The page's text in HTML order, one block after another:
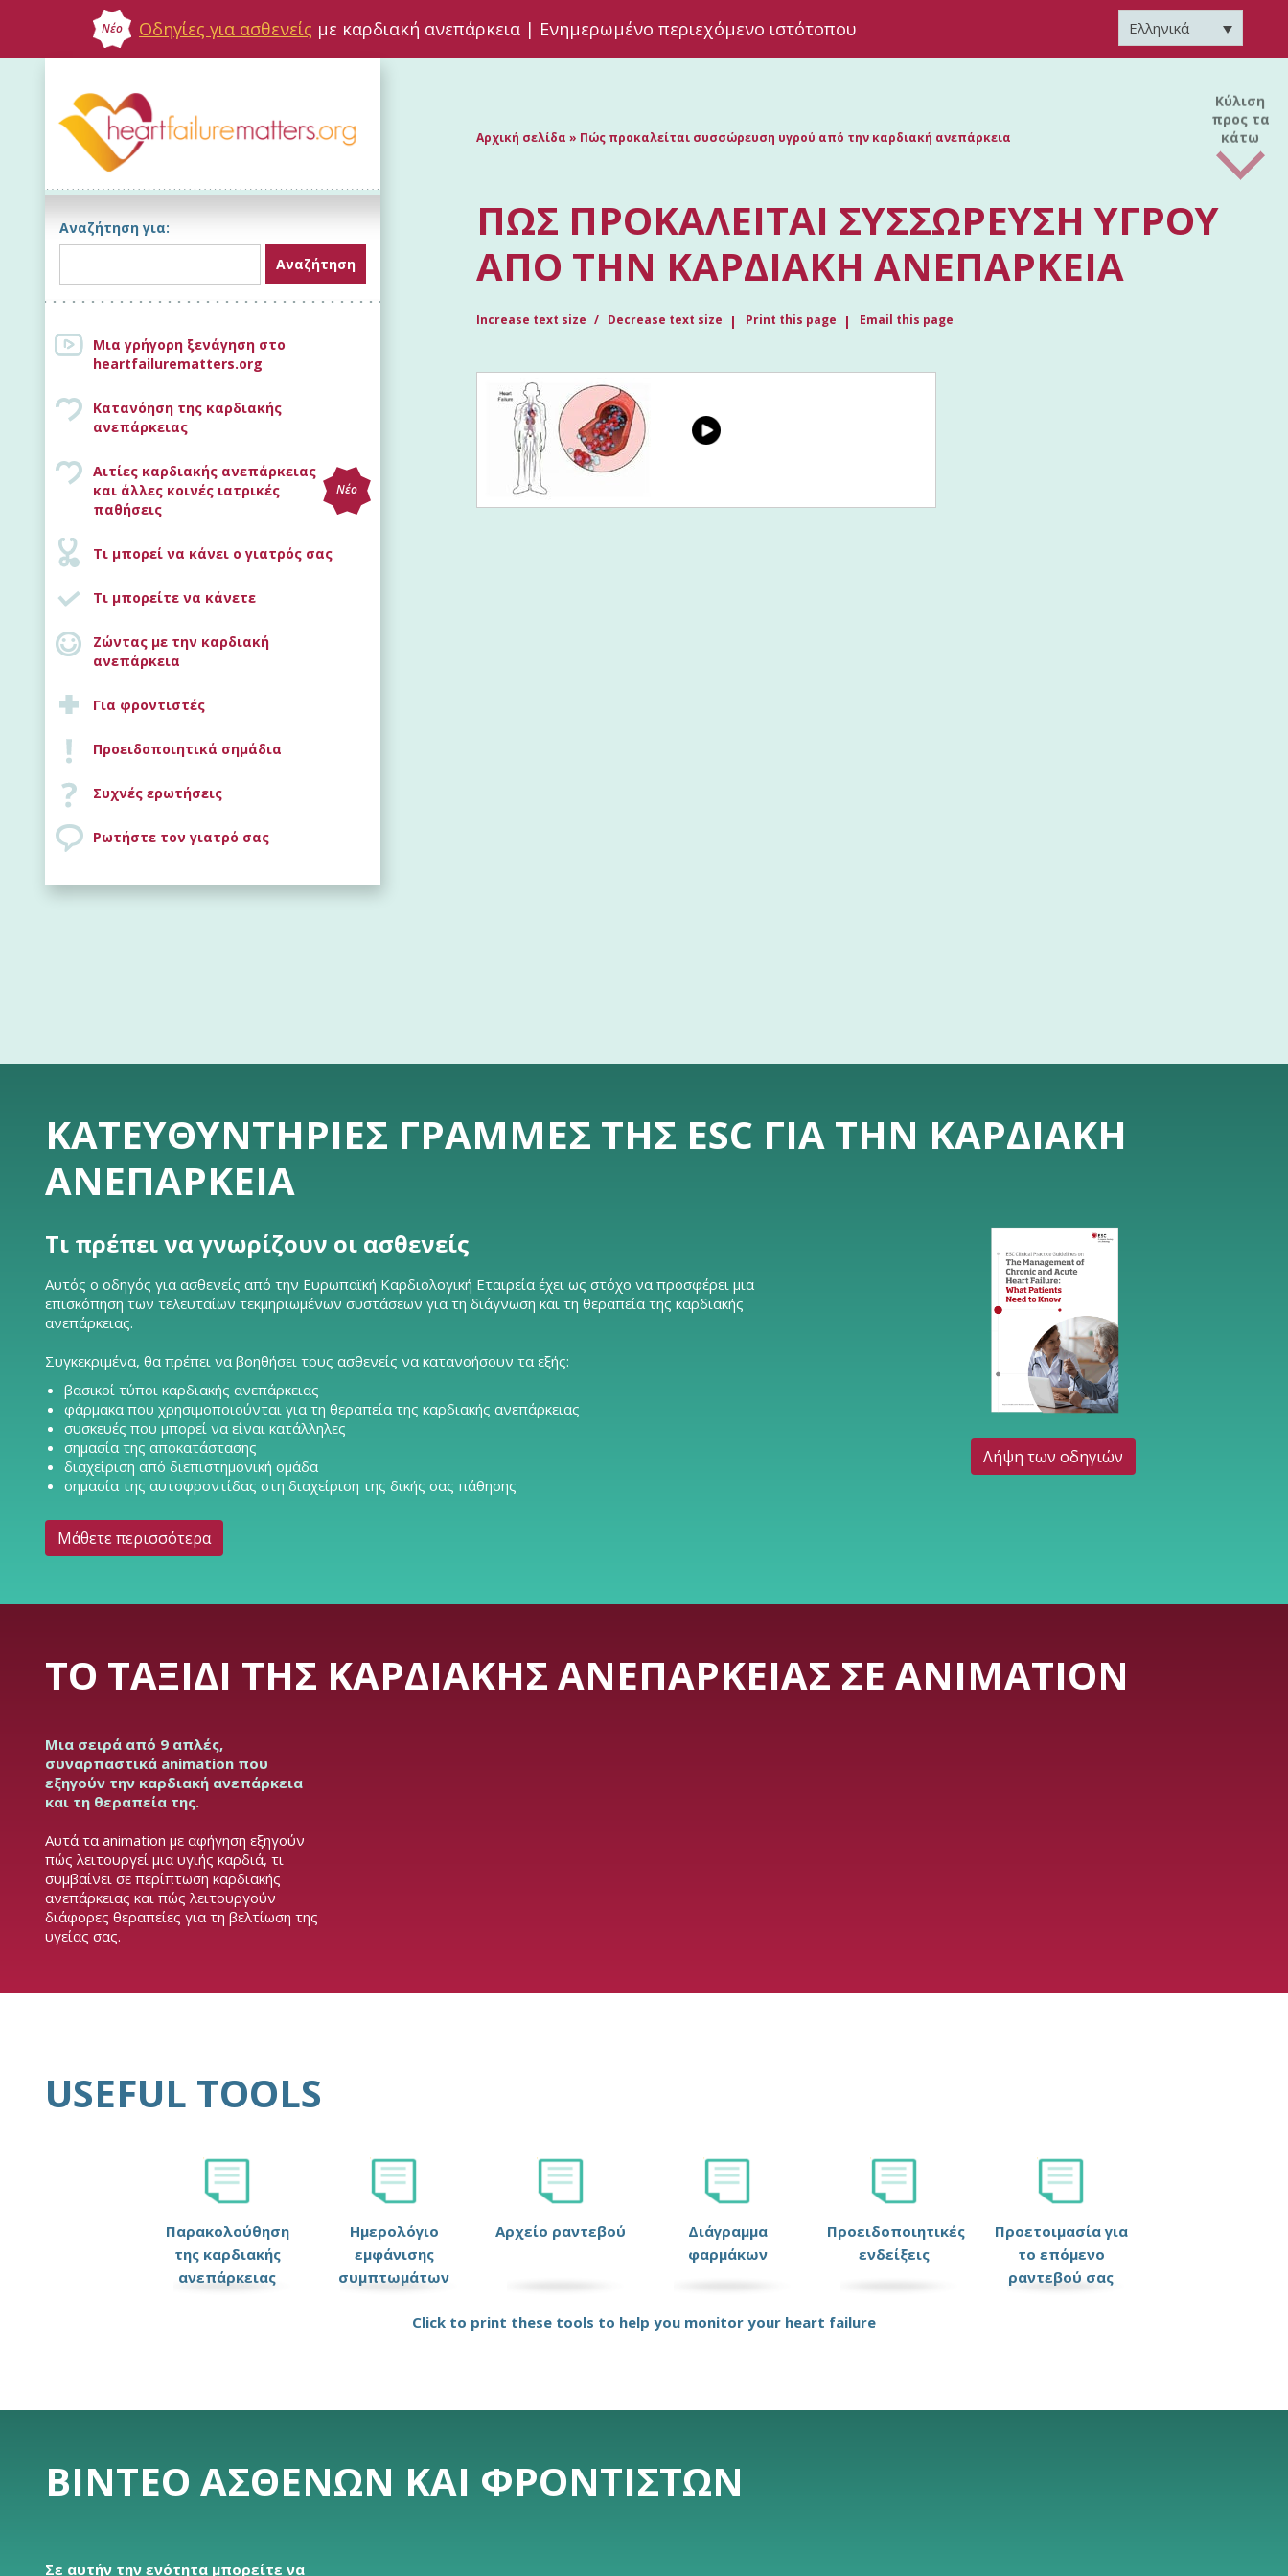
Νέο Οδηγίες για ασθενείς με καρδιακή ανεπάρκεια | Ενημερωμένο περιεχόμενο ιστότοπου Ελληνικά
Αναζήτηση για:
Μια γρήγορη ξενάγηση στο
heartfailurematters.org
Κατανόηση της καρδιακής
ανεπάρκειας
Αιτίες καρδιακής ανεπάρκειας
και άλλες κοινές ιατρικές
παθήσεις
Νέο
Τι μπορεί να κάνει ο γιατρός σας
Τι μπορείτε να κάνετε
Ζώντας με την καρδιακή
ανεπάρκεια
Για φροντιστές
Προειδοποιητικά σημάδια
Συχνές ερωτήσεις
Ρωτήστε τον γιατρό σας
Αρχική σελίδα » Πώς προκαλείται συσσώρευση υγρού από την καρδιακή ανεπάρκεια
ΠΏΣ ΠΡΟΚΑΛΕΊΤΑΙ ΣΥΣΣΏΡΕΥΣΗ ΥΓΡΟΎ
ΑΠΌ ΤΗΝ ΚΑΡΔΙΑΚΉ ΑΝΕΠΆΡΚΕΙΑ
Increase text size Decrease text size Print this page Email this page
ΚΑΤΕΥΘΥΝΤΉΡΙΕΣ ΓΡΑΜΜΈΣ ΤΗΣ ESC ΓΙΑ ΤΗΝ ΚΑΡΔΙΑΚΉ
ΑΝΕΠΆΡΚΕΙΑ
Τι πρέπει να γνωρίζουν οι ασθενείς
Αυτός ο οδηγός για ασθενείς από την Ευρωπαϊκή Καρδιολογική Εταιρεία έχει ως στόχο να προσφέρει μια
επισκόπηση των τελευταίων τεκμηριωμένων συστάσεων για τη διάγνωση και τη θεραπεία της καρδιακής
ανεπάρκειας.
Συγκεκριμένα, θα πρέπει να βοηθήσει τους ασθενείς να κατανοήσουν τα εξής:
βασικοί τύποι καρδιακής ανεπάρκειας
φάρμακα που χρησιμοποιούνται για τη θεραπεία της καρδιακής ανεπάρκειας
συσκευές που μπορεί να είναι κατάλληλες
σημασία της αποκατάστασης
διαχείριση από διεπιστημονική ομάδα
σημασία της αυτοφροντίδας στη διαχείριση της δικής σας πάθησης
Μάθετε περισσότερα
Λήψη των οδηγιών
ΤΟ ΤΑΞΊΔΙ ΤΗΣ ΚΑΡΔΙΑΚΉΣ ΑΝΕΠΆΡΚΕΙΑΣ ΣΕ ANIMATION
Μια σειρά από 9 απλές,
συναρπαστικά animation που
εξηγούν την καρδιακή ανεπάρκεια
και τη θεραπεία της.
Αυτά τα animation με αφήγηση εξηγούν
πώς λειτουργεί μια υγιής καρδιά, τι
συμβαίνει σε περίπτωση καρδιακής
ανεπάρκειας και πώς λειτουργούν
διάφορες θεραπείες για τη βελτίωση της
υγείας σας.
USEFUL TOOLS
Παρακολούθηση
της καρδιακής
ανεπάρκειας
Ημερολόγιο
εμφάνισης
συμπτωμάτων
Αρχείο ραντεβού
Διάγραμμα
φαρμάκων
Προειδοποιητικές
ενδείξεις
Προετοιμασία για
το επόμενο
ραντεβού σας
Click to print these tools to help you monitor your heart failure
ΒΊΝΤΕΟ ΑΣΘΕΝΏΝ ΚΑΙ ΦΡΟΝΤΙΣΤΏΝ
Σε αυτήν την ενότητα μπορείτε να
Κύλιση
προς τα
κάτω